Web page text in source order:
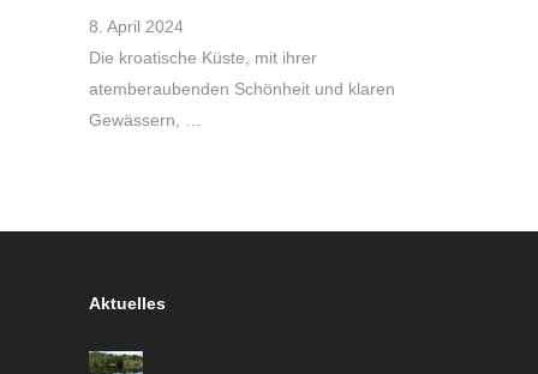
8. April 2024
Die kroatische Küste, mit ihrer
atemberaubenden Schönheit und klaren
Gewässern, …
Aktuelles